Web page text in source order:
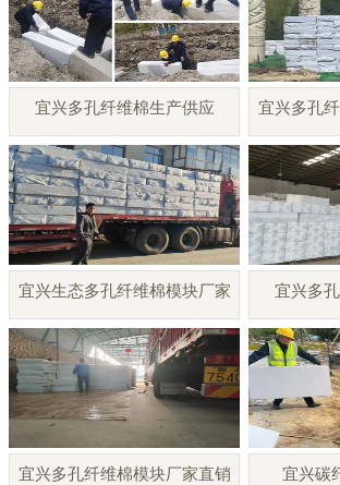
宜兴多孔纤维棉生产供应 宜兴多孔
宜兴生态多孔纤维棉模块厂家 宜兴多
宜兴多孔纤维棉模块厂家直销 宜兴碳